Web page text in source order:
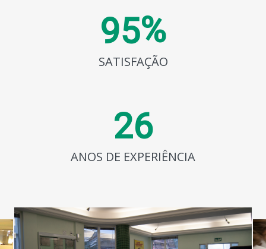
95%
SATISFAÇÃO
26
ANOS DE EXPERIÊNCIA